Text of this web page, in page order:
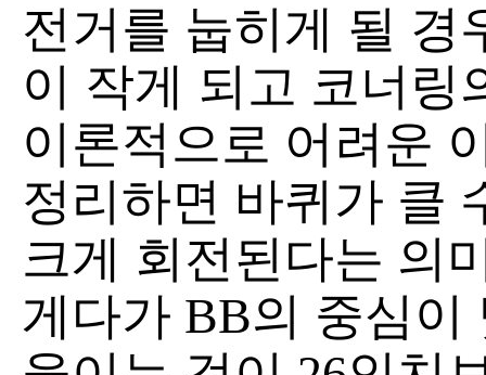
전거를 눕히게 될 경
이 작게 되고 코너링
이론적으로 어려운
정리하면 바퀴가 클
크게 회전된다는 의
게다가 BB의 중심이